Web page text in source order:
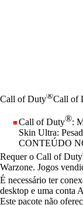
Call of Duty®Call of
Call of Duty®:
Skin Ultra:
CONTEÚDO
Preço
Available actions
Requer o Call of Duty
Warzone. Jogos
É necessário ter
desktop e uma conta
Este pacote não